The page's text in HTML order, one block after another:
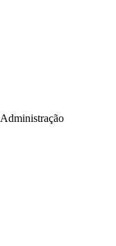
Administração